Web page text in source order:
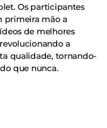
Os participantes
primeira mão a
de melhores
a
qualidade, tornando-
que nunca.